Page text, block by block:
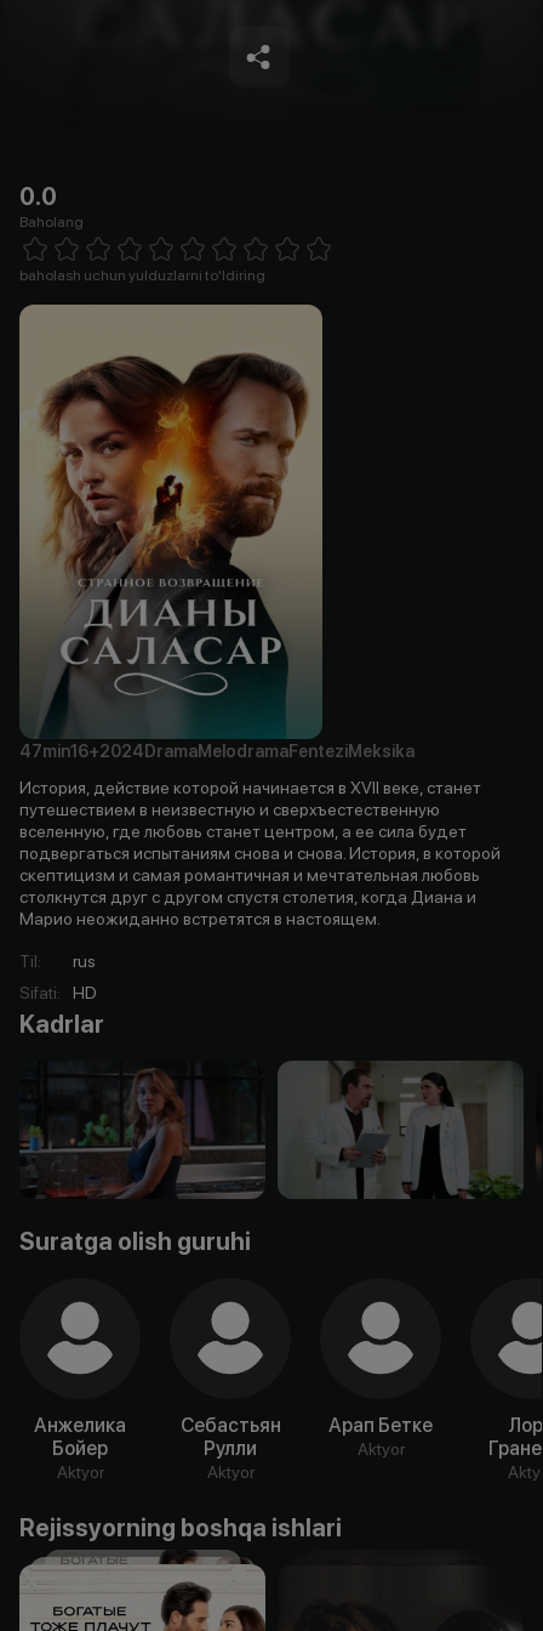
0.0
Baholang
1 Star 2 Stars 3 Stars 4 Stars5 Stars 6 Stars7 Stars8 Stars
baholash uchun yulduzlarni to'ldiring
47min16+2024 DramaMelodramaFenteziMeksika
История, действие которой начинается в XVII веке, станет
путешествием в неизвестную и сверхъестественную
вселенную, где любовь станет центром, а ее сила будет
подвергаться испытаниям снова и снова. История, в которой
скептицизм и самая романтичная и мечтательная любовь
столкнутся друг с другом спустя столетия, когда Диана и
Марио неожиданно встретятся в настоящем.
Til:
rus
Sifati: HD
Kadrlar
Suratga olish guruhi
Анжелика
Бойер
Aktyor
Себастьян
Рулли
Aktyor
Арап Бетке
Aktyor
Rejissyorning boshqa ishlari